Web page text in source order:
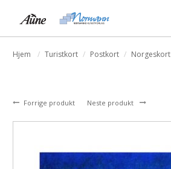
Hjem Turistkort Postkort Norgeskort
Forrige produkt Neste produkt